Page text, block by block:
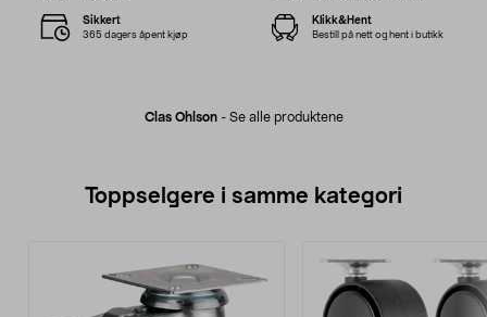
Clas Ohlson- Se alle produktene
Sikkert
365 dagers åpent kjøp
Klikk&Hent
Bestill på nett og hent i butikk
Toppselgere i samme kategori